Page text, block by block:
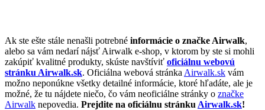
Ak ste ešte stále nenašli potrebné informácie o značke Airwalk,
alebo sa vám nedarí nájsť Airwalk e-shop, v ktorom by ste si mohli
zakúpiť kvalitné produkty, skúste navštíviť oficiálnu webovú
stránku Airwalk.sk. Oficiálna webová stránka Airwalk.sk vám
možno neponúkne všetky detailné informácie, ktoré hľadáte, ale je
možné, že tu nájdete niečo, čo vám neoficiálne stránky o značke
Airwalk nepovedia. Prejdite na oficiálnu stránku Airwalk.sk!